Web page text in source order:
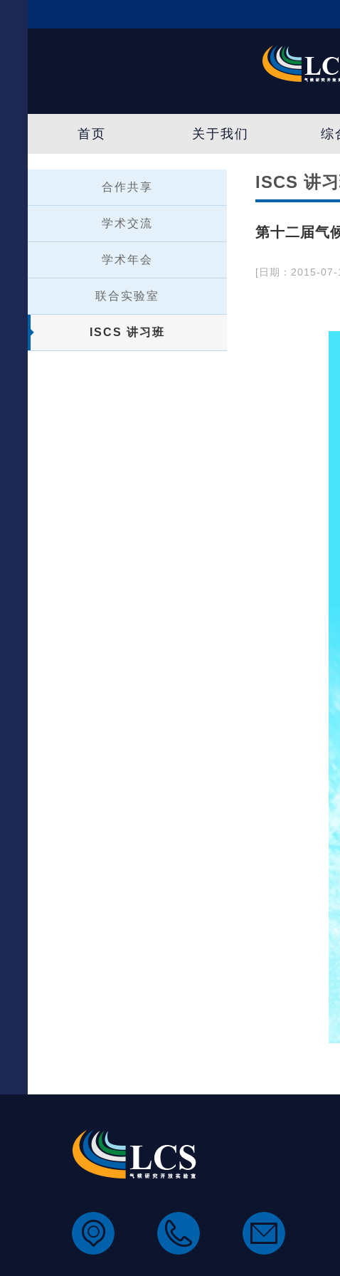
首页 关于我们 综
合作共享
学术交流
学术年会
联合实验室
ISCS 讲习班
ISCS 讲
第十二届气
[日期：2015-07-